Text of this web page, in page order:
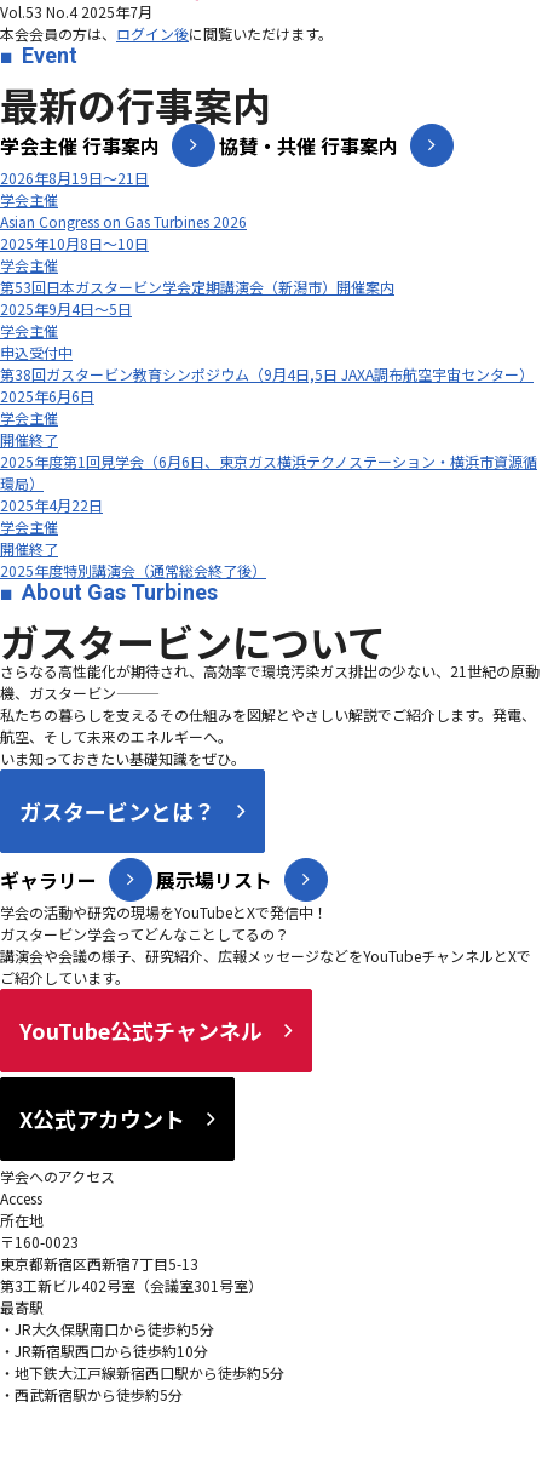
Vol.53 No.4 2025年7月
本会会員の方は、 ログイン後に閲覧いただけます。
Event
最新の行事案内
学会主催 行事案内 協賛・共催 行事案内
2026年8月19日～21日
学会主催
Asian Congress on Gas Turbines 2026
2025年10月8日～10日
学会主催
第53回日本ガスタービン学会定期講演会（新潟市）開催案内
2025年9月4日～5日
学会主催
申込受付中
第38回ガスタービン教育シンポジウム（9月4日,5日 JAXA調布航空宇宙センター）
2025年6月6日
学会主催
開催終了
2025年度第1回見学会（6月6日、東京ガス横浜テクノステーション・横浜市資源循
環局）
2025年4月22日
学会主催
開催終了
2025年度特別講演会（通常総会終了後）
About Gas Turbines
ガスタービンについて
さらなる高性能化が期待され、高効率で環境汚染ガス排出の少ない、21世紀の原動
機、ガスタービン―――
私たちの暮らしを支えるその仕組みを図解とやさしい解説でご紹介します。発電、
航空、そして未来のエネルギーへ。
いま知っておきたい基礎知識をぜひ。
ガスタービンとは？
ギャラリー 展示場リスト
学会の活動や研究の現場をYouTubeとXで発信中！
ガスタービン学会ってどんなことしてるの？
講演会や会議の様子、研究紹介、広報メッセージなどをYouTubeチャンネルとXで
ご紹介しています。
YouTube公式チャンネル
X公式アカウント
学会へのアクセス
Access
所在地
〒160-0023
東京都新宿区西新宿7丁目5-13
第3工新ビル402号室（会議室301号室）
最寄駅
・JR大久保駅南口から徒歩約5分
・JR新宿駅西口から徒歩約10分
・地下鉄大江戸線新宿西口駅から徒歩約5分
・西武新宿駅から徒歩約5分